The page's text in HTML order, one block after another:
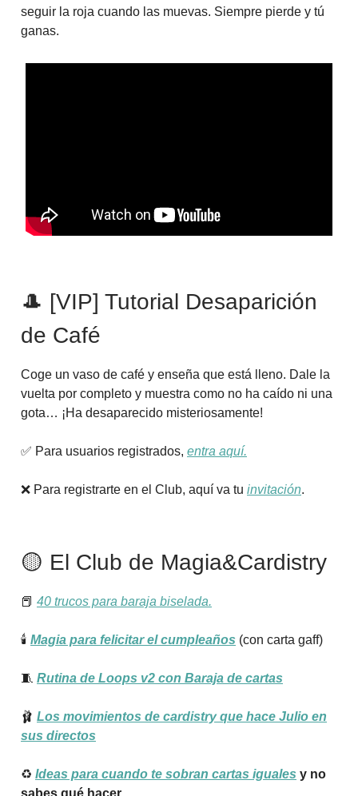
seguir la roja cuando las muevas. Siempre pierde y tú
ganas.
🎩 [VIP] Tutorial Desaparición
de Café
Coge un vaso de café y enseña que está lleno. Dale la
vuelta por completo y muestra como no ha caído ni una
gota… ¡Ha desaparecido misteriosamente!
✅ Para usuarios registrados, entra aquí.
❌ Para registrarte en el Club, aquí va tu invitación.
🟡 El Club de Magia&Cardistry
📕 40 trucos para baraja biselada.
🕯️ Magia para felicitar el cumpleaños (con carta gaff)
🧵 Rutina de Loops v2 con Baraja de cartas
🩰 Los movimientos de cardistry que hace Julio en
sus directos
♻️ Ideas para cuando te sobran cartas iguales y no
sabes qué hacer.